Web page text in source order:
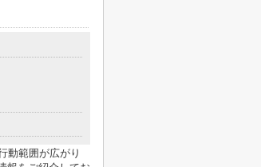
動範囲が広がり